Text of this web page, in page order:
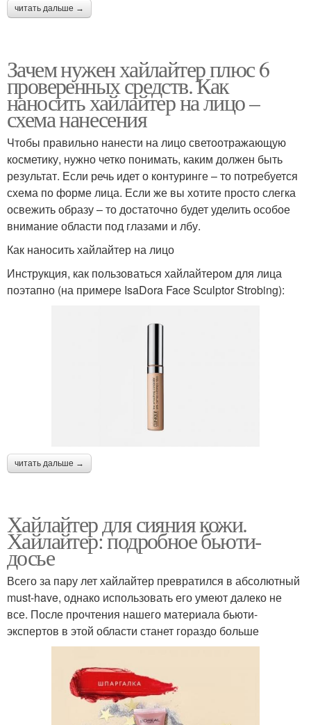
читать дальше →
Зачем нужен хайлайтер плюс 6
проверенных средств. Как
наносить хайлайтер на лицо –
схема нанесения
Чтобы правильно нанести на лицо светоотражающую
косметику, нужно четко понимать, каким должен быть
результат. Если речь идет о контуринге – то потребуется
схема по форме лица. Если же вы хотите просто слегка
освежить образу – то достаточно будет уделить особое
внимание области под глазами и лбу.
Как наносить хайлайтер на лицо
Инструкция, как пользоваться хайлайтером для лица
поэтапно (на примере IsaDora Face Sculptor Strobing):
читать дальше →
Хайлайтер для сияния кожи.
Хайлайтер: подробное бьюти-
досье
Всего за пару лет хайлайтер превратился в абсолютный
must-have, однако использовать его умеют далеко не
все. После прочтения нашего материала бьюти-
экспертов в этой области станет гораздо больше